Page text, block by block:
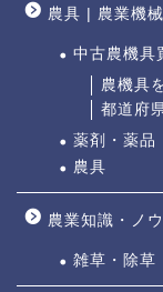
農具 | 農業機械
中古農機具
農機具
都道府
薬剤・薬品
農具
農業知識・ノ
雑草・除草